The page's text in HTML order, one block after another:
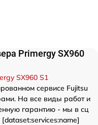
Primergy SX960
SX960 S1
сервисе Fujitsu
На все виды работ и
гарантию - мы в сц